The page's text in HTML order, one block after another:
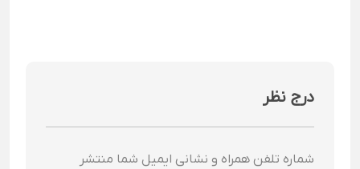
درج نظر
شماره تلفن همراه و نشانی ایمیل شما منتشر